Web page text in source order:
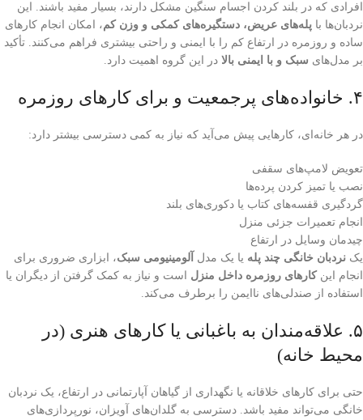
افرادی که در بلند کردن اجسام سنگین مشکل دارند، بسیار مفید باشند. این
نردبان‌ها با پله‌های عریض، دستگیره‌های کمکی و وزن کم، امکان انجام کارهای
ساده و روزمره در ارتفاع کم را با ایمنی و راحتی بیشتری فراهم می‌کنند. تأکید
بر مدل‌های سبک و با ایمنی بالا در این گروه اهمیت دارد.
۴. خانواده‌های پرجمعیت و برای کارهای روزمره
در هر خانه‌ای، کارهایی پیش می‌آید که نیاز به کمی دسترسی بیشتر دارد:
تعویض لامپ‌های سقفی
نصب یا تمیز کردن پرده‌ها
گردگیری قفسه‌های کتاب یا دکوری‌های بلند
انجام تعمیرات جزئی منزل
چیدمان وسایل در ارتفاع
یک نردبان خانگی چند پله یا یک مدل آلومینیومی سبک، ابزاری ضروری برای
انجام این کارهای روزمره داخل منزل است و نیاز به کمک گرفتن از دیگران یا
استفاده از صندلی‌های ناایمن را برطرف می‌کند.
۵. علاقه‌مندان به باغبانی یا کارهای هنری (در
محیط خانه)
حتی برای کارهای خلاقانه یا نگهداری از گیاهان آپارتمانی در ارتفاع، یک نردبان
خانگی می‌تواند مفید باشد. دسترسی به گلدان‌های آویزان، نورپردازی‌های